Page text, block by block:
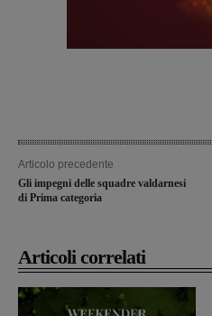
Articolo precedente
Gli impegni delle squadre valdarnesi
di Prima categoria
Articoli correlati